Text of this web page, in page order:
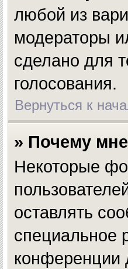
любой из
модераторы
сделано для
голосования.
Вернуться к
» Почему
Некоторые
оставлять
специальное
конференции